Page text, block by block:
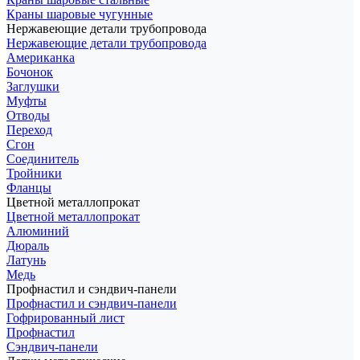
Краны шаровые чугунные
Нержавеющие детали трубопровода
Нержавеющие детали трубопровода
Американка
Бочонок
Заглушки
Муфты
Отводы
Переход
Сгон
Соединитель
Тройники
Фланцы
Цветной металлопрокат
Цветной металлопрокат
Алюминий
Дюраль
Латунь
Медь
Профнастил и сэндвич-панели
Профнастил и сэндвич-панели
Гофрированный лист
Профнастил
Сэндвич-панели